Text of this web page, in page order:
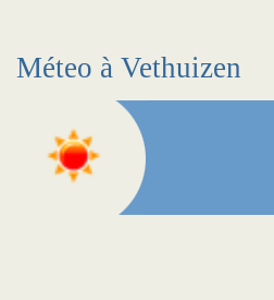
Méteo à Vethuizen